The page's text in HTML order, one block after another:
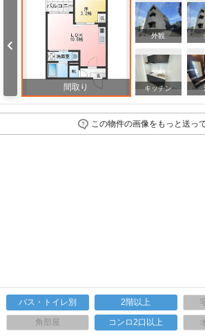
間取り
外観
キッチン
この物件の画像をもっと送っ
バス・トイレ別 2階以上
角部屋 コンロ2口以上